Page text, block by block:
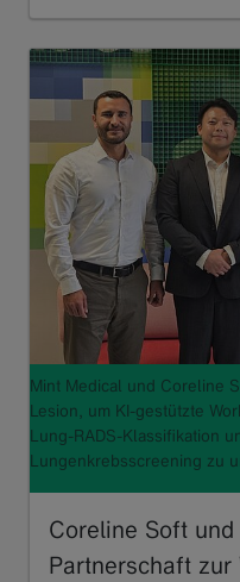
Read more
Mint Medical und Coreline
Lesion, um KI-gestützte
Lung-RADS-Klassifikation
Lungenkrebsscreening zu
Coreline Soft
Partnerschaft